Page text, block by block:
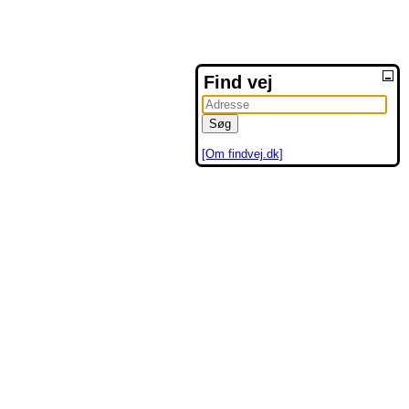
Find vej
[Om findvej.dk]